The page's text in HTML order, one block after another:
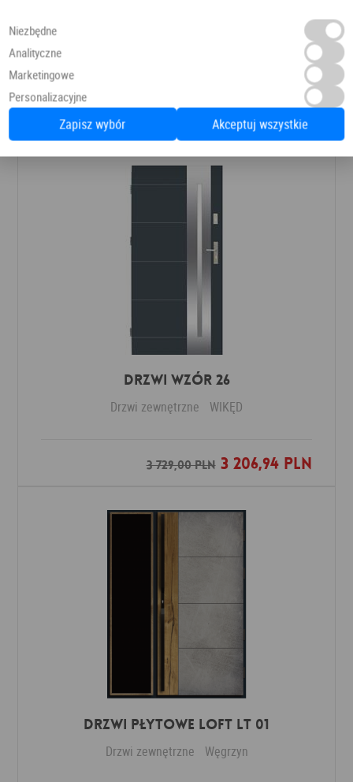
8 366,00 PLN
Dodaj do ulubionych
Drzwi Wzór 26
Drzwi zewnętrzne WIKĘD
3 729,00 PLN3 206,94 PLN
Dodaj do ulubionych
DRZWI PŁYTOWE LOFT LT 01
Drzwi zewnętrzne Węgrzyn
Niezbędne
Analityczne
Marketingowe
Personalizacyjne
Zapisz wybór Akceptuj wszystkie